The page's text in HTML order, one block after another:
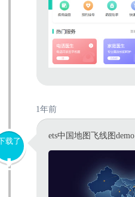
1年前
载了
ets中国地图飞线图demo